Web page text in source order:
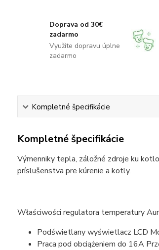
Doprava od 30€
zadarmo
Využite dopravu úplne
zadarmo
Kompletné špecifikácie
Kompletné špecifikácie
Výmenniky tepla, záložné zdroje ku
príslušenstva pre kúrenie a kotly.
Właściwości regulatora temperatury
Podświetlany wyświetlacz LCD
Praca pod obciążeniem do 16A